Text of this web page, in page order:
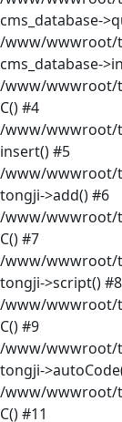
cms_database-
/www/wwwroot/
cms_database-
/www/wwwroot/
C() #4
/www/wwwroot/
insert() #5
/www/wwwroot/
tongji->add() #6
/www/wwwroot/
C() #7
/www/wwwroot/
tongji->script() #8
/www/wwwroot/
C() #9
/www/wwwroot/
tongji-
/www/wwwroot/
C() #11